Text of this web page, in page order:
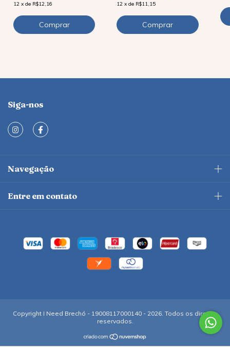
12 x de R$12,16 12 xde R$11,15
Siga-nos
Navegação
Entre em contato
Copyright I Need Brechó - 19008117000140 - 2026. Todos os direitos
reservados.